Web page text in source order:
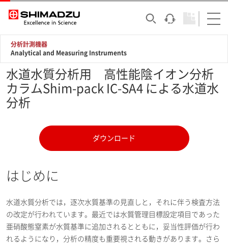
分析計測機器
Analytical and Measuring Instruments
水道水質分析用 高性能陰イオン分析
カラムShim-pack IC-SA4 による水道水
分析
ダウンロード
はじめに
水道水質分析では，逐次水質基準の見直しと，それに伴う検査方法
の改定が行われています。最近では水質管理目標設定項目であった
亜硝酸態窒素が水質基準に追加されるとともに，妥当性評価が行わ
れるようになり，分析の精度も重要視される動きがあります。さら